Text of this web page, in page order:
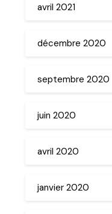
avril 2021
décembre 2020
septembre 2020
juin 2020
avril 2020
janvier 2020